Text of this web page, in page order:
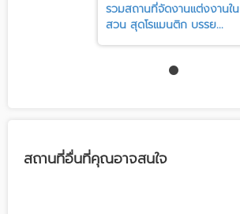
รวมสถานที่จัดงานแต่งงานใน
สวน สุดโรแมนติก บรรย...
สถานที่อื่นที่คุณอาจสนใจ